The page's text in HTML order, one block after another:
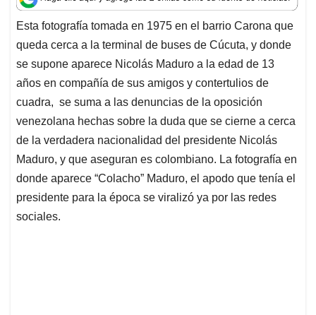
t
s
A
p
p
e
b
o
o
k
k
e
d
I
n
i
l
e
a
d
s
Esta fotografía tomada en 1975 en el barrio Carona que
queda cerca a la terminal de buses de Cúcuta, y donde
se supone aparece Nicolás Maduro a la edad de 13
años en compañía de sus amigos y contertulios de
cuadra, se suma a las denuncias de la oposición
venezolana hechas sobre la duda que se cierne a cerca
de la verdadera nacionalidad del presidente Nicolás
Maduro, y que aseguran es colombiano. La fotografía en
donde aparece “Colacho” Maduro, el apodo que tenía el
presidente para la época se viralizó ya por las redes
sociales.